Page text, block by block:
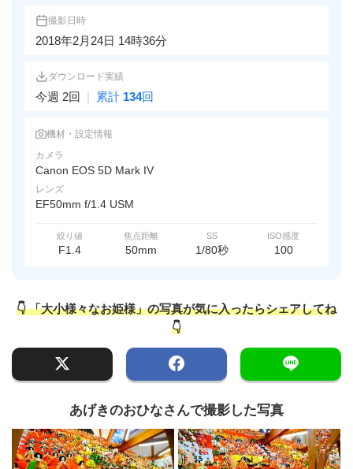
撮影日時
2018年2月24日 14時36分
ダウンロード実績
今週 2回 | 累計 134回
機材・設定情報
カメラ
Canon EOS 5D Mark IV
レンズ
EF50mm f/1.4 USM
絞り値
F1.4
焦点距離
50mm
SS
1/80秒
ISO感度
100
👇 「大小様々なお姫様」の写真が気に入ったらシェアしてね
👇
あげきのおひなさんで撮影した写真